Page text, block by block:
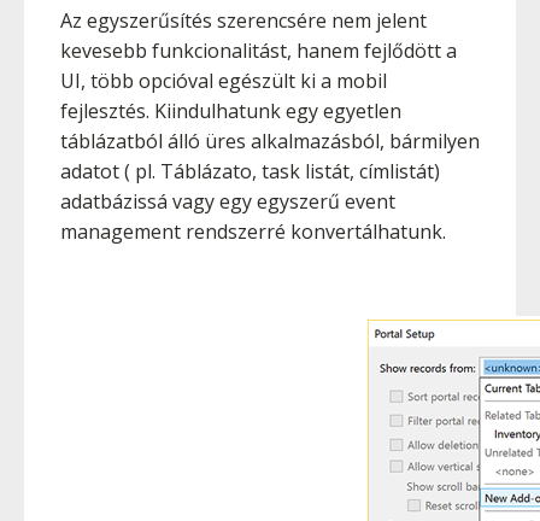
Az egyszerűsítés szerencsére nem jelent
kevesebb funkcionalitást, hanem fejlődött a
UI, több opcióval egészült ki a mobil
fejlesztés. Kiindulhatunk egy egyetlen
táblázatból álló üres alkalmazásból, bármilyen
adatot ( pl. Táblázato, task listát, címlistát)
adatbázissá vagy egy egyszerű event
management rendszerré konvertálhatunk.